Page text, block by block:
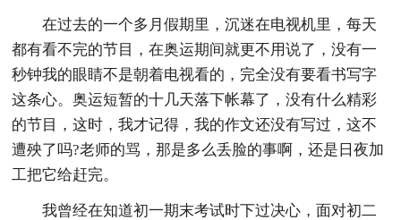
在过去的一个多月假期里，沉迷在电视机里，每天
都有看不完的节目，在奥运期间就更不用说了，没有一
秒钟我的眼睛不是朝着电视看的，完全没有要看书写字
这条心。奥运短暂的十几天落下帐幕了，没有什么精彩
的节目，这时，我才记得，我的作文还没有写过，这不
遭殃了吗?老师的骂，那是多么丢脸的事啊，还是日夜加
工把它给赶完。
我曾经在知道初一期末考试时下过决心，面对初二